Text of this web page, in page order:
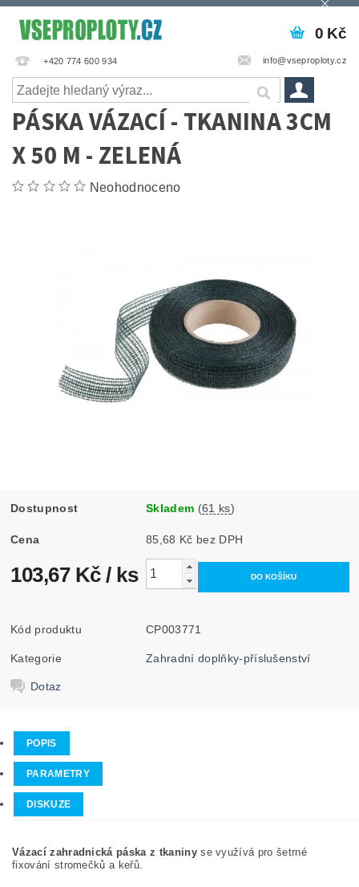
+420 774 600 934 info@vseproploty.cz
0 Kč
PÁSKA VÁZACÍ - TKANINA 3CM
X 50 M - ZELENÁ
Neohodnoceno
Dostupnost Skladem (61 ks)
Cena 85,68 Kč bez DPH
103,67 Kč/ ks
Kód produktu CP003771
Kategorie Zahradní doplňky-příslušenství
Dotaz
POPIS
PARAMETRY
DISKUZE
Vázací zahradnická páska z tkaninyse využívá pro šetrné
fixování stromečků a keřů.